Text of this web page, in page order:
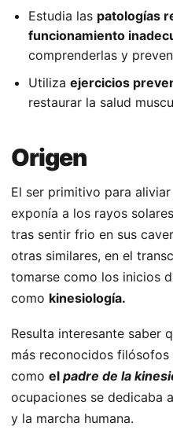
Estudia las patologías
funcionamiento
comprenderlas y
Utiliza ejercicios
restaurar la salud
Origen
El ser primitivo para
exponía a los rayos
tras sentir frio en sus
otras similares, en el
tomarse como los inicios
como kinesiología.
Resulta interesante saber
más reconocidos
como el padre de la
ocupaciones se dedicaba
y la marcha humana.